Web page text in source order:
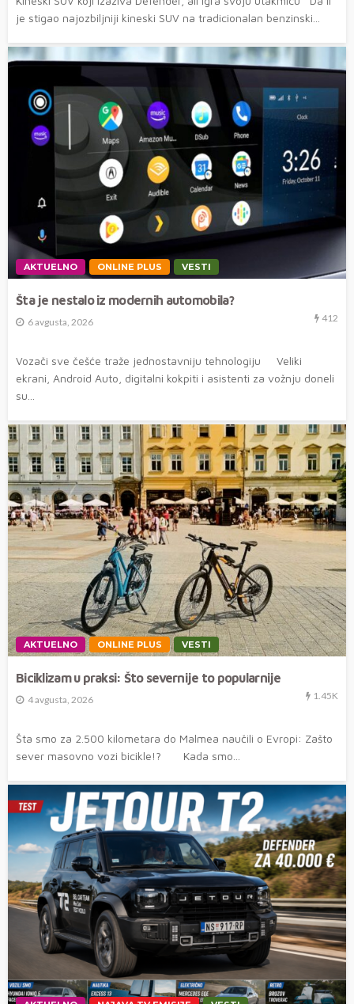
je stigao najozbiljniji kineski SUV na tradicionalan benzinski...
AKTUELNO ONLINE PLUS VESTI
Šta je nestalo iz modernih automobila?
6 avgusta, 2026 412
Vozači sve češće traže jednostavniju tehnologiju Veliki
ekrani, Android Auto, digitalni kokpiti i asistenti za vožnju doneli
su...
AKTUELNO ONLINE PLUS VESTI
Biciklizam u praksi: Što severnije to popularnije
4 avgusta, 2026 1.45K
Šta smo za 2.500 kilometara do Malmea naučili o Evropi: Zašto
sever masovno vozi bicikle!? Kada smo...